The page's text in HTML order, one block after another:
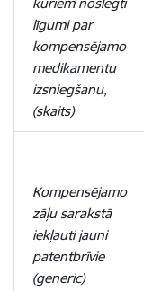
līgumi par
kompensējamo
medikamentu
izsniegšanu,
(skaits)
Kompensējamo
zāļu sarakstā
iekļauti jauni
patentbrīvie
(generic)